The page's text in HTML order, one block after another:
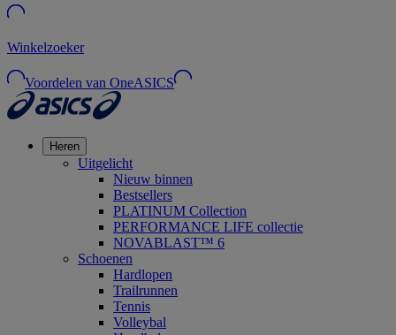
Winkelzoeker
Voordelen van OneASICS
Heren
Uitgelicht
Nieuw binnen
Bestsellers
PLATINUM Collection
PERFORMANCE LIFE collectie
NOVABLAST™ 6
Schoenen
Hardlopen
Trailrunnen
Tennis
Volleybal